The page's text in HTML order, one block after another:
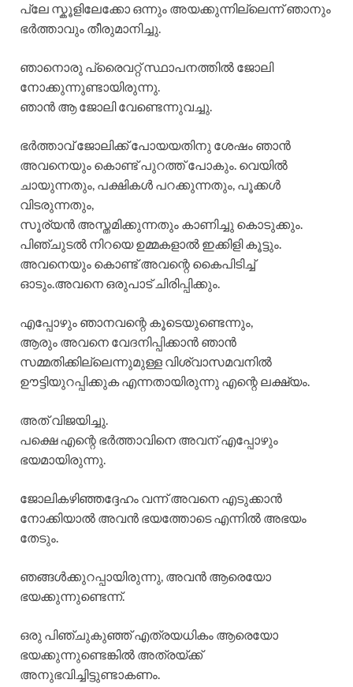
പ്ലേ സ്കൂളിലേക്കോ ഒന്നും അയക്കുന്നില്ലെന്ന് ഞാനും
ഭർത്താവും തീരുമാനിച്ചു.
ഞാനൊരു പ്രൈവറ്റ് സ്ഥാപനത്തിൽ ജോലി
നോക്കുന്നുണ്ടായിരുന്നു.
ഞാൻ ആ ജോലി വേണ്ടെന്നുവച്ചു.
ഭർത്താവ് ജോലിക്ക് പോയയതിനു ശേഷം ഞാൻ
അവനെയും കൊണ്ട് പുറത്ത് പോകും. വെയിൽ
ചായുന്നതും, പക്ഷികൾ പറക്കുന്നതും, പൂക്കൾ
വിടരുന്നതും,
സൂര്യൻ അസ്തമിക്കുന്നതും കാണിച്ചു കൊടുക്കും.
പിഞ്ചുടൽ നിറയെ ഉമ്മകളാൽ ഇക്കിളി കൂട്ടും.
അവനെയും കൊണ്ട് അവന്റെ കൈപിടിച്ച്
ഓടും.അവനെ ഒരുപാട് ചിരിപ്പിക്കും.
എപ്പോഴും ഞാനവന്റെ കൂടെയുണ്ടെന്നും,
ആരും അവനെ വേദനിപ്പിക്കാൻ ഞാൻ
സമ്മതിക്കില്ലെന്നുമുള്ള വിശ്വാസമവനിൽ
ഊട്ടിയുറപ്പിക്കുക എന്നതായിരുന്നു എന്റെ ലക്ഷ്യം.
അത് വിജയിച്ചു.
പക്ഷെ എന്റെ ഭർത്താവിനെ അവന് എപ്പോഴും
ഭയമായിരുന്നു.
ജോലികഴിഞ്ഞദ്ദേഹം വന്ന് അവനെ എടുക്കാൻ
നോക്കിയാൽ അവൻ ഭയത്തോടെ എന്നിൽ അഭയം
തേടും.
ഞങ്ങൾക്കുറപ്പായിരുന്നു, അവൻ ആരെയോ
ഭയക്കുന്നുണ്ടെന്ന്.
ഒരു പിഞ്ചുകുഞ്ഞ് എത്രയധികം ആരെയോ
ഭയക്കുന്നുണ്ടെങ്കിൽ അത്രയ്ക്ക്
അനുഭവിച്ചിട്ടുണ്ടാകണം.